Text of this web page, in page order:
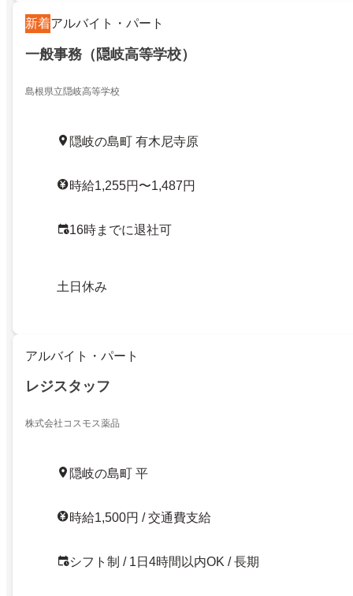
新着アルバイト・パート
一般事務（隠岐高等学校）
島根県立隠岐高等学校
隠岐の島町 有木尼寺原
時給1,255円〜1,487円
16時までに退社可
土日休み
アルバイト・パート
レジスタッフ
株式会社コスモス薬品
隠岐の島町 平
時給1,500円 / 交通費支給
シフト制 / 1日4時間以内OK / 長期